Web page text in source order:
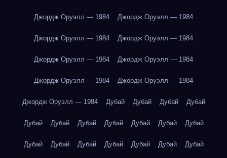
Джордж Оруэлл — 1984 Джордж Оруэлл — 1984
Джордж Оруэлл — 1984 Джордж Оруэлл — 1984
Джордж Оруэлл — 1984 Джордж Оруэлл — 1984
Джордж Оруэлл — 1984 Джордж Оруэлл — 1984
Джордж Оруэлл — 1984 Дубай Дубай Дубай Дубай
Дубай Дубай Дубай Дубай Дубай Дубай Дубай
Дубай Дубай Дубай Дубай Дубай Дубай Дубай